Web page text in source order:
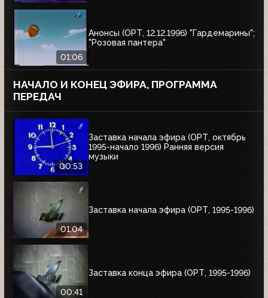
01:06
Анонсы (ОРТ, 12.12.1996) "Гардемарины";
"Розовая пантера"
НАЧАЛО И КОНЕЦ ЭФИРА, ПРОГРАММА
ПЕРЕДАЧ
00:53
Заставка начала эфира (ОРТ, октябрь
1995-начало 1996) Ранняя версия
музыки
01:04
Заставка начала эфира (ОРТ, 1995-1996)
00:41
Заставка конца эфира (ОРТ, 1995-1996)